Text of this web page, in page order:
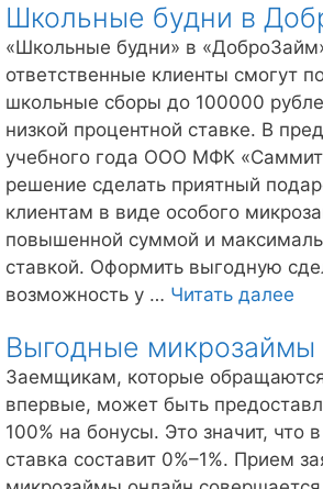
Школьные будни в
«Школьные будни» в
ответственные клиенты смогут
школьные сборы до 100000
низкой процентной ставке. В
учебного года ООО МФК
решение сделать приятный
клиентам в виде особого
повышенной суммой и
ставкой. Оформить выгодную
возможность у … Читать далее
в
Выгодные микрозаймы
Заемщикам, которые
впервые, может быть
100% на бонусы. Это значит, что
ставка составит 0%–1%. Прием